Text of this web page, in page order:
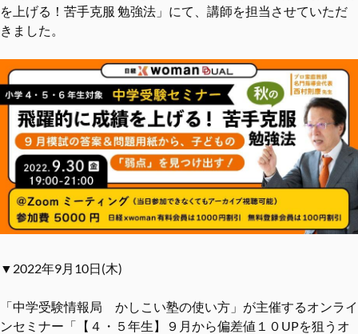
を上げる！苦手克服 勉強法」にて、講師を担当させていただ
きました。
▼2022年9月10日(木)
「中学受験情報局 かしこい塾の使い方」が主催するオンライ
ンセミナー「【４・５年生】９月から偏差値１０UPを狙うオ